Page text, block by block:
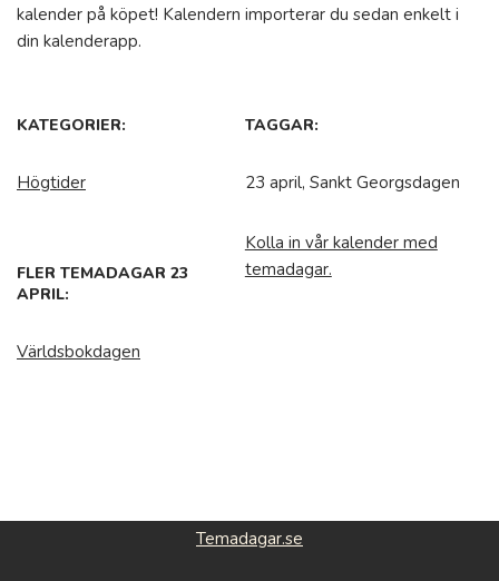
kalender på köpet! Kalendern importerar du sedan enkelt i
din kalenderapp.
KATEGORIER:
Högtider
TAGGAR:
23 april, Sankt Georgsdagen
FLER TEMADAGAR 23
APRIL:
Världsbokdagen
Kolla in vår kalender med
temadagar.
Temadagar.se